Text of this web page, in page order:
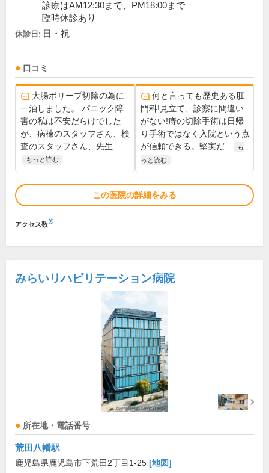
診療はAM12:30まで、PM18:00まで
臨時休診あり
休診日: 日・祝
口コミ
大腸ポリープ切除の為に
一泊しました。 パニック障
害の私は不安だらけでした
が、病棟のスタッフさん、検
査のスタッフさん、先生...
もっと読む
何と言っても歴史ある肛
門科!見立て、診察に間違い
がない!痔の切除手術は日帰
り手術ではなく入院という点
が信頼できる。堅実だ...
も
っと読む
この医院の詳細をみる
アクセス数※
みらいリハビリテーション病院
所在地・電話番号
荒田八幡駅
鹿児島県鹿児島市下荒田2丁目1-25 [地図]